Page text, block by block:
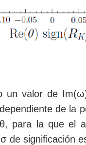
un valor de
de la
para la que el
de significación